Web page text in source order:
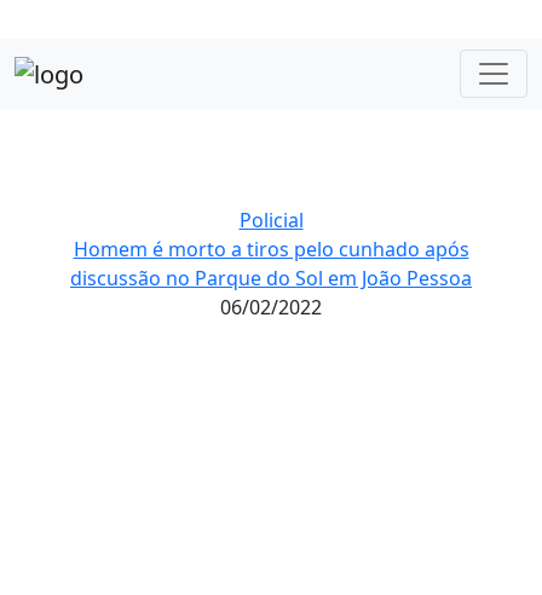
Policial
Homem é morto a tiros pelo cunhado após
discussão no Parque do Sol em João Pessoa
06/02/2022